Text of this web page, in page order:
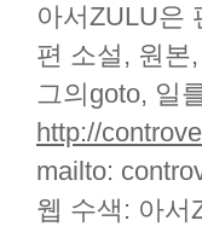
아서ZULU은
편 소설, 원본
그의goto, 일
http://
mailto:
웹 수색: 아서